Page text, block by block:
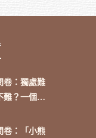
卷：獨處難
難？一個人
卷：「小熊